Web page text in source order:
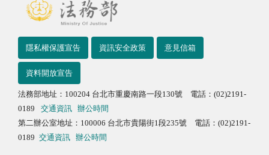
隱私權保護宣告 資訊安全政策 意見信箱
資料開放宣告
法務部地址：100204 台北市重慶南路一段130號 電話：(02)2191-
0189
交通資訊
辦公時間
第二辦公室地址：100006 台北市貴陽街1段235號 電話：(02)2191-
0189 交通資訊 辦公時間